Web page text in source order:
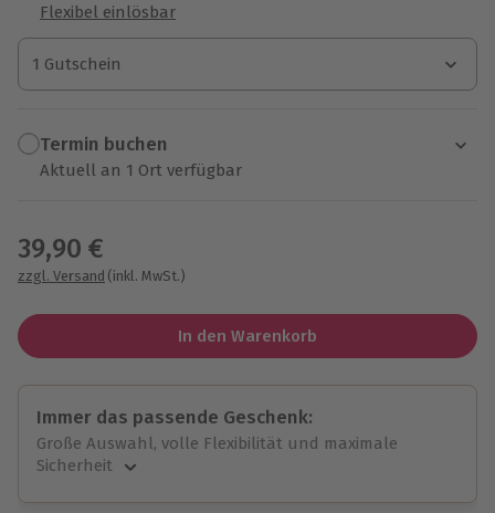
Flexibel einlösbar
1 Gutschein
1 Gutschein
1 Gutschein
Termin buchen
Aktuell an 1 Ort verfügbar
39,90 €
zzgl. Versand (inkl. MwSt.)
In den Warenkorb
Immer das passende Geschenk:
Große Auswahl, volle Flexibilität und maximale
Sicherheit